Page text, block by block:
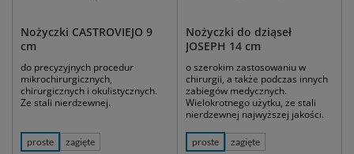
Nożyczki CASTROVIEJO 9
cm
do precyzyjnych procedur
mikrochirurgicznych,
chirurgicznych i okulistycznych.
Ze stali nierdzewnej.
proste zagięte
Nożyczki do dziąseł
JOSEPH 14 cm
o szerokim zastosowaniu w
chirurgii, a także podczas innych
zabiegów medycznych.
Wielokrotnego użytku, ze stali
nierdzewnej najwyższej jakości.
proste zagięte